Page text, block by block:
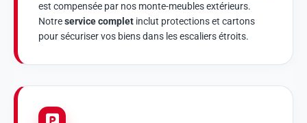
est compensée par nos monte-meubles extérieurs.
Notreservice complet inclut protections et cartons
pour sécuriser vos biens dans les escaliers étroits.